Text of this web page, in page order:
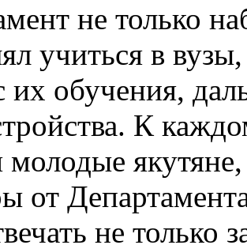
не только
учиться в
их обучения,
К
молодые
от
не только